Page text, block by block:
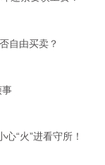
自由买卖？
事
心“火”进看守所！